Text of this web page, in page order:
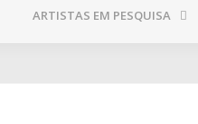
ARTISTAS EM PESQUISA